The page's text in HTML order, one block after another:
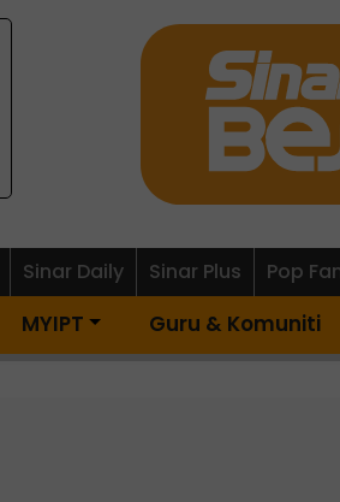
Sinar Daily Sinar Plus Pop
MYIPT Guru & Komuniti